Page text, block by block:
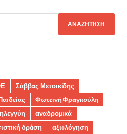
Σάββας Μετοικίδης
Φωτεινή Φραγκούλη
αναδρομικά
δράση
αξιολόγηση